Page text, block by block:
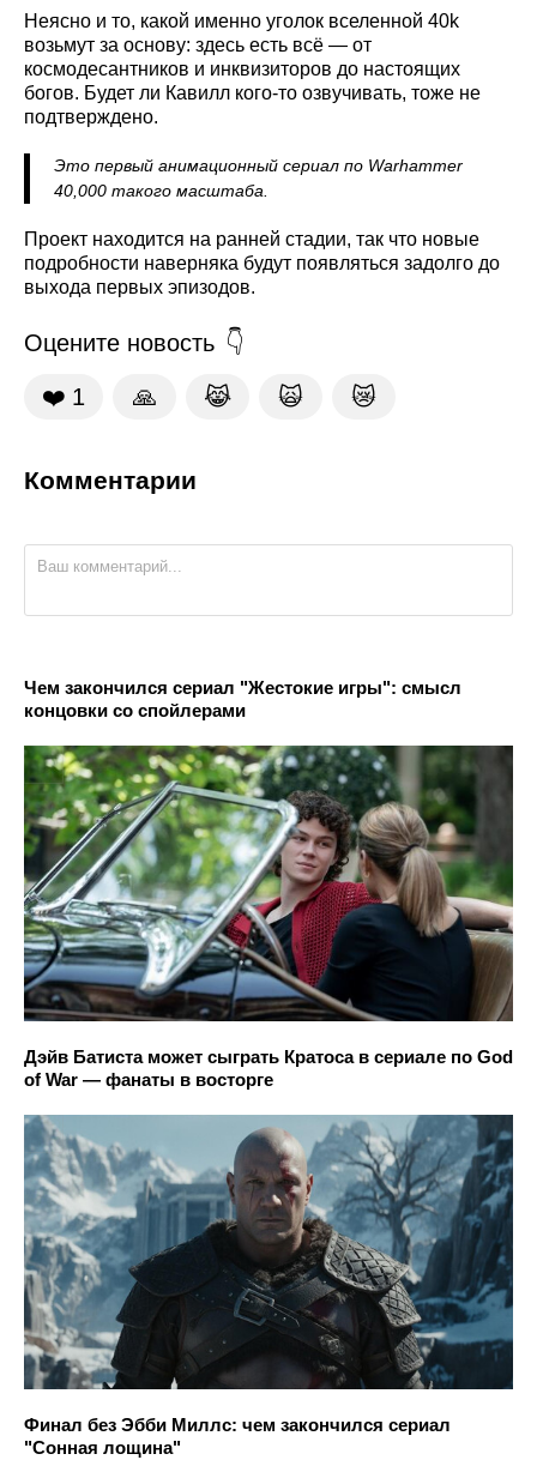
Неясно и то, какой именно уголок вселенной 40k
возьмут за основу: здесь есть всё — от
космодесантников и инквизиторов до настоящих
богов. Будет ли Кавилл кого-то озвучивать, тоже не
подтверждено.
Это первый анимационный сериал по Warhammer
40,000 такого масштаба.
Проект находится на ранней стадии, так что новые
подробности наверняка будут появляться задолго до
выхода первых эпизодов.
Оцените новость
❤️ 1 🙏 😹 🙀 😿
Комментарии
Чем закончился сериал "Жестокие игры": смысл
концовки со спойлерами
Дэйв Батиста может сыграть Кратоса в сериале по God
of War — фанаты в восторге
Финал без Эбби Миллс: чем закончился сериал
"Сонная лощина"